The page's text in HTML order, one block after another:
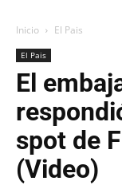
Inicio El Pais
El Pais
El
spot de
(Video)